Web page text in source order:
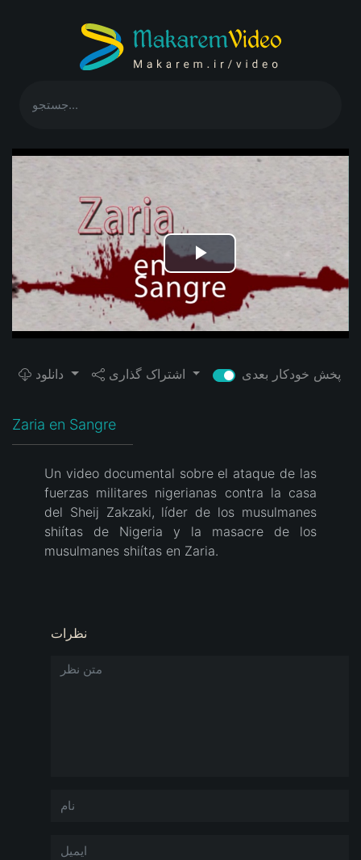
Play
Video
پخش خودکار بعدی
Zaria en Sangre
Un video documental sobre el ataque de las
fuerzas militares nigerianas contra la casa
del Sheij Zakzaki, líder de los musulmanes
shiítas de Nigeria y la masacre de los
musulmanes shiítas en Zaria.
نظرات